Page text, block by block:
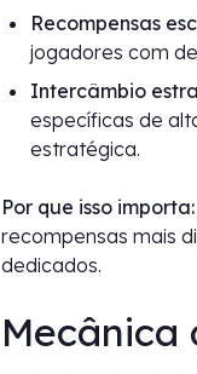
Recompensas
jogadores com
Intercâmbio
específicas de
estratégica.
Por que isso importa:
recompensas mais
dedicados.